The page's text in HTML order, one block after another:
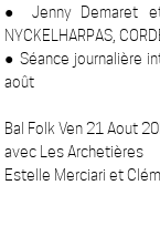
● Jenny Demaret et
NYCKELHARPAS,
● Séance journalière
août
Bal Folk Ven 21 Aout
avec Les Archetières
Estelle Merciari et